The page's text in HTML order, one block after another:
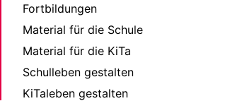
Fortbildungen
Material für die Schule
Material für die KiTa
Schulleben gestalten
KiTaleben gestalten